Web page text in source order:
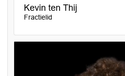
Kevin ten Thij
Fractielid